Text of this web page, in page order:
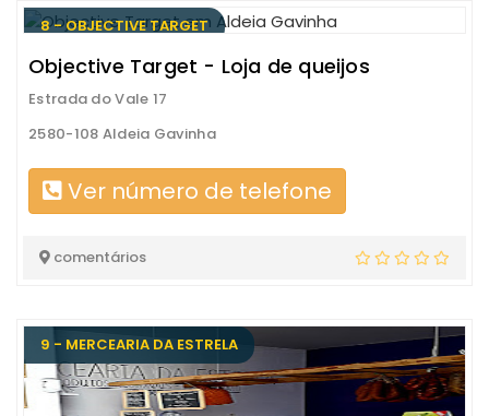
8 - OBJECTIVE TARGET
Objective Target - Loja de queijos
Estrada do Vale 17
2580-108 Aldeia Gavinha
Ver número de telefone
comentários
9 - MERCEARIA DA ESTRELA